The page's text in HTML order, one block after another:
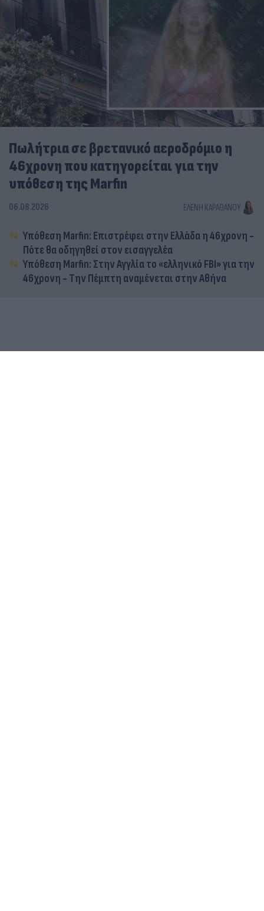
Πωλήτρια σε βρετανικό αεροδρόμιο η
46χρονη που κατηγορείται για την
υπόθεση της Marfin
06.08.2026 ΕΛΈΝΗ ΚΑΡΑΘΆΝΟΥ
Υπόθεση Marfin: Επιστρέφει στην Ελλάδα η 46χρονη -
Πότε θα οδηγηθεί στον εισαγγελέα
Υπόθεση Marfin: Στην Αγγλία το «ελληνικό FBI» για την
46χρονη - Την Πέμπτη αναμένεται στην Αθήνα